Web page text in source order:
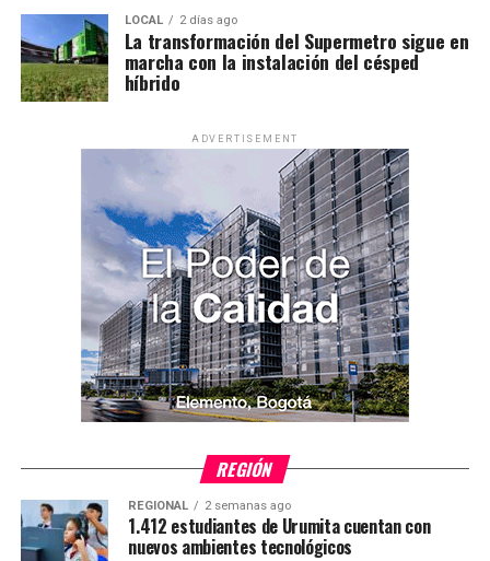
LOCAL 2 días ago
La transformación del Supermetro sigue en
marcha con la instalación del césped
híbrido
ADVERTISEMENT
REGIÓN
REGIONAL 2 semanas ago
1.412 estudiantes de Urumita cuentan con
nuevos ambientes tecnológicos